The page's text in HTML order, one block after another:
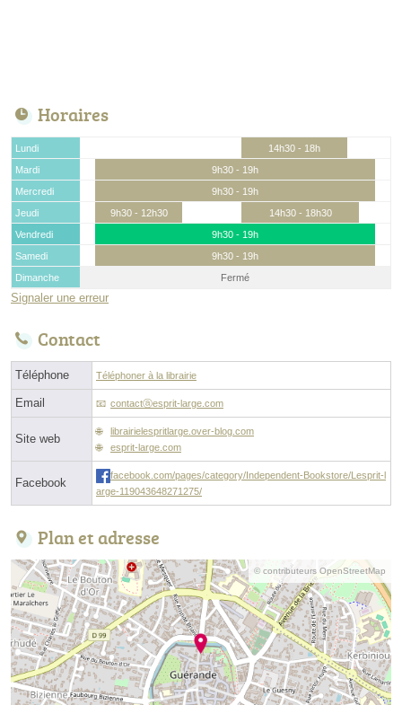
Horaires
Lundi
14h30 - 18h
Mardi
9h30 - 19h
Mercredi
9h30 - 19h
Jeudi
9h30 - 12h30
14h30 - 18h30
Vendredi
9h30 - 19h
Samedi
9h30 - 19h
Dimanche
Fermé
Signaler une erreur
Contact
Téléphone Téléphoner à la librairie
Email contactⓐesprit-large.com
Site web
librairielespritlarge.over-blog.com
esprit-large.com
Facebook
facebook.com/pages/category/Independent-Bookstore/Lesprit-l
arge-119043648271275/
Plan et adresse
© contributeurs OpenStreetMap